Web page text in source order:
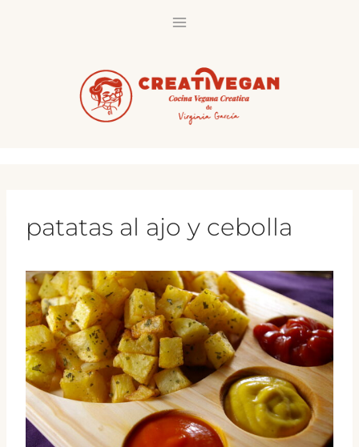
patatas al ajo y cebolla